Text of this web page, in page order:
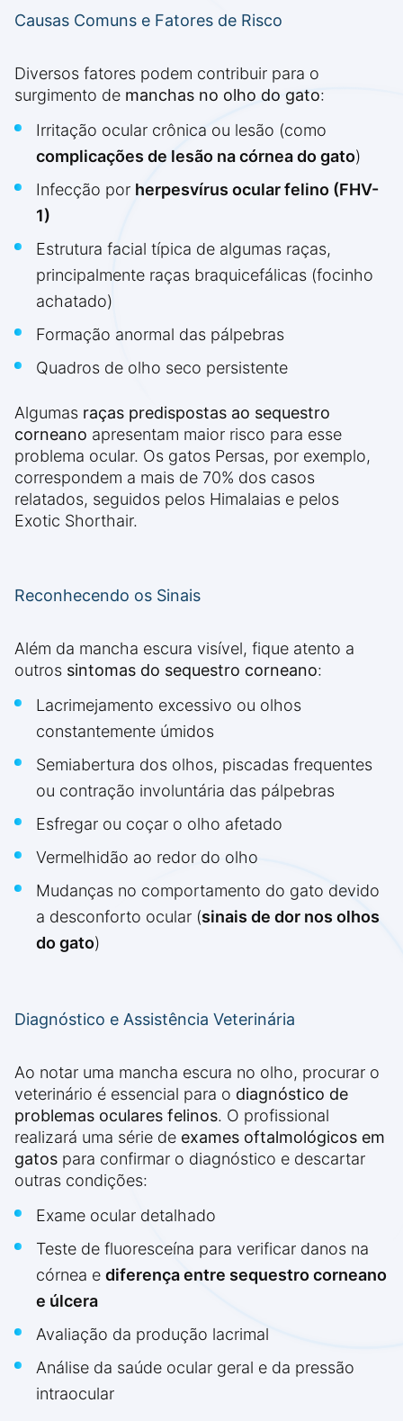
Causas Comuns e Fatores de Risco
Diversos fatores podem contribuir para o
surgimento de manchas no olho do gato:
Irritação ocular crônica ou lesão (como
complicações de lesão na córnea do gato)
Infecção por herpesvírus ocular felino (FHV-
1)
Estrutura facial típica de algumas raças,
principalmente raças braquicefálicas (focinho
achatado)
Formação anormal das pálpebras
Quadros de olho seco persistente
Algumas raças predispostas ao sequestro
corneano apresentam maior risco para esse
problema ocular. Os gatos Persas, por exemplo,
correspondem a mais de 70% dos casos
relatados, seguidos pelos Himalaias e pelos
Exotic Shorthair.
Reconhecendo os Sinais
Além da mancha escura visível, fique atento a
outros sintomas do sequestro corneano:
Lacrimejamento excessivo ou olhos
constantemente úmidos
Semiabertura dos olhos, piscadas frequentes
ou contração involuntária das pálpebras
Esfregar ou coçar o olho afetado
Vermelhidão ao redor do olho
Mudanças no comportamento do gato devido
a desconforto ocular (sinais de dor nos olhos
do gato)
Diagnóstico e Assistência Veterinária
Ao notar uma mancha escura no olho, procurar o
veterinário é essencial para o diagnóstico de
problemas oculares felinos. O profissional
realizará uma série de exames oftalmológicos em
gatos para confirmar o diagnóstico e descartar
outras condições:
Exame ocular detalhado
Teste de fluoresceína para verificar danos na
córnea e diferença entre sequestro corneano
e úlcera
Avaliação da produção lacrimal
Análise da saúde ocular geral e da pressão
intraocular